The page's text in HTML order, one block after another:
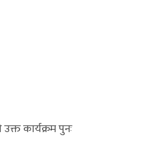
कार्यक्रम पुनः